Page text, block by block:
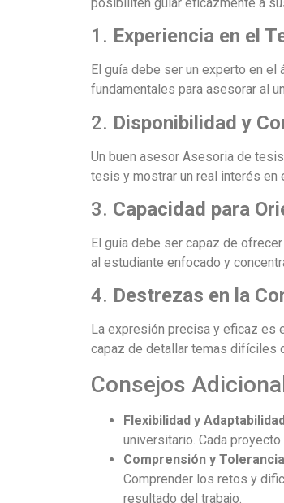
1. Experiencia en el
El guía debe ser un experto en
fundamentales para asesorar al
2. Disponibilidad y
Un buen asesor Asesoria de
tesis y mostrar un real interés en
3. Capacidad para
El guía debe ser capaz de
al estudiante enfocado y
4. Destrezas en la
La expresión precisa y eficaz es
capaz de detallar temas difíciles
Consejos
Flexibilidad y
universitario. Cada
Comprensión y
Comprender los retos y
resultado del trabajo.